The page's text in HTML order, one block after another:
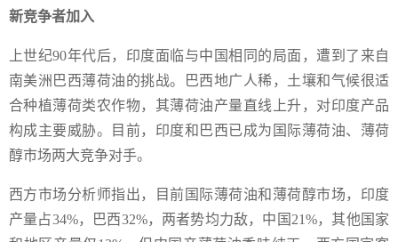
新竞争者加入
上世纪90年代后，印度面临与中国相同的局面，遭到了来自
南美洲巴西薄荷油的挑战。巴西地广人稀，土壤和气候很适
合种植薄荷类农作物，其薄荷油产量直线上升，对印度产品
构成主要威胁。目前，印度和巴西已成为国际薄荷油、薄荷
醇市场两大竞争对手。
西方市场分析师指出，目前国际薄荷油和薄荷醇市场，印度
产量占34%，巴西32%，两者势均力敌，中国21%，其他国家